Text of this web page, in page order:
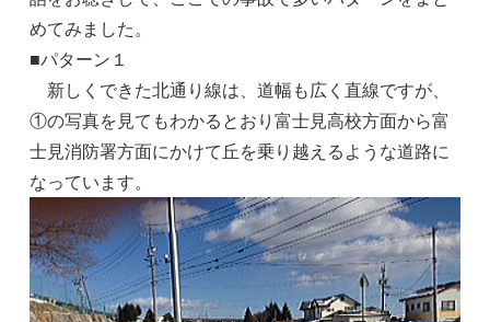
めてみました。
■パターン１
新しくできた北通り線は、道幅も広く直線ですが、
①の写真を見てもわかるとおり富士見高校方面から富
士見消防署方面にかけて丘を乗り越えるような道路に
なっています。